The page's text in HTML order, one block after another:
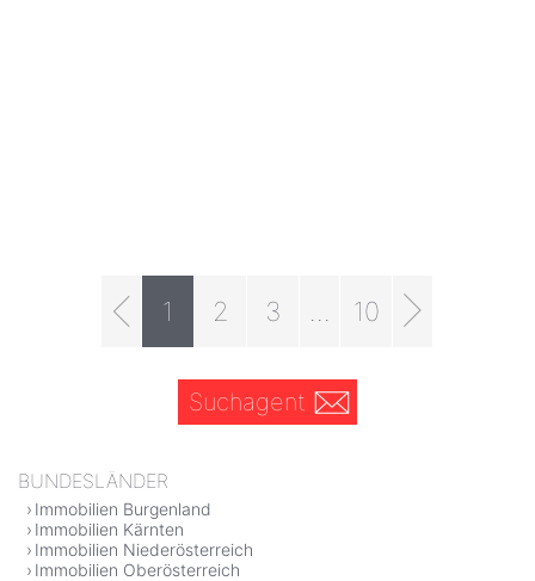
1 2 3 10
Suchagent
BUNDESLÄNDER
Immobilien Burgenland
Immobilien Kärnten
Immobilien Niederösterreich
Immobilien Oberösterreich